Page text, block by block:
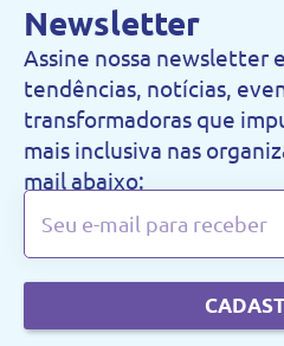
Newsletter
Assine nossa newsletter
tendências, notícias,
transformadoras que
mais inclusiva nas
mail abaixo: